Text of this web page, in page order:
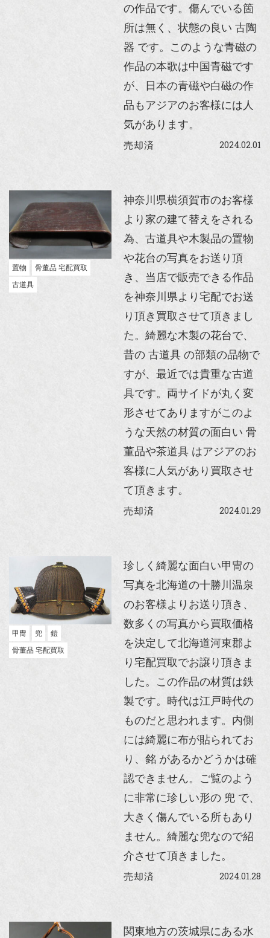
の作品です。傷んでいる箇
所は無く、状態の良い 古陶
器 です。このような青磁の
作品の本歌は中国青磁です
が、日本の青磁や白磁の作
品もアジアのお客様には人
気があります。
売却済 2024.02.01
置物
骨董品 宅配買取
古道具
神奈川県横須賀市のお客様
より家の建て替えをされる
為、古道具や木製品の置物
や花台の写真をお送り頂
き、当店で販売できる作品
を神奈川県より宅配でお送
り頂き買取させて頂きまし
た。綺麗な木製の花台で、
昔の 古道具 の部類の品物で
すが、最近では貴重な古道
具です。両サイドが丸く変
形させてありますがこのよ
うな天然の材質の面白い 骨
董品や茶道具 はアジアのお
客様に人気があり買取させ
て頂きます。
売却済 2024.01.29
甲冑 兜
鎧
骨董品 宅配買取
珍しく綺麗な面白い甲冑の
写真を北海道の十勝川温泉
のお客様よりお送り頂き、
数多くの写真から買取価格
を決定して北海道河東郡よ
り宅配買取でお譲り頂きま
した。この作品の材質は鉄
製です。時代は江戸時代の
ものだと思われます。内側
には綺麗に布が貼られてお
り、銘 があるかどうかは確
認できません。ご覧のよう
に非常に珍しい形の 兜 で、
大きく傷んでいる所もあり
ません。綺麗な兜なので紹
介させて頂きました。
売却済 2024.01.28
関東地方の茨城県にある水